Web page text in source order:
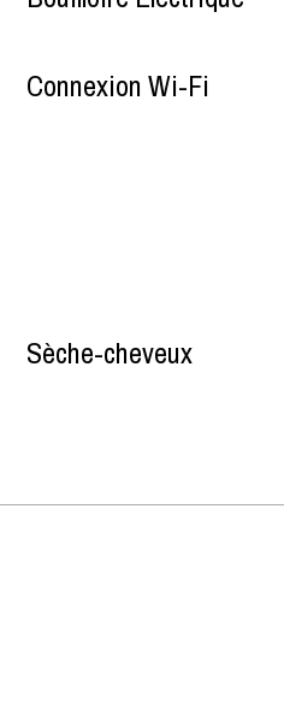
Connexion Wi-Fi
Sèche-cheveux